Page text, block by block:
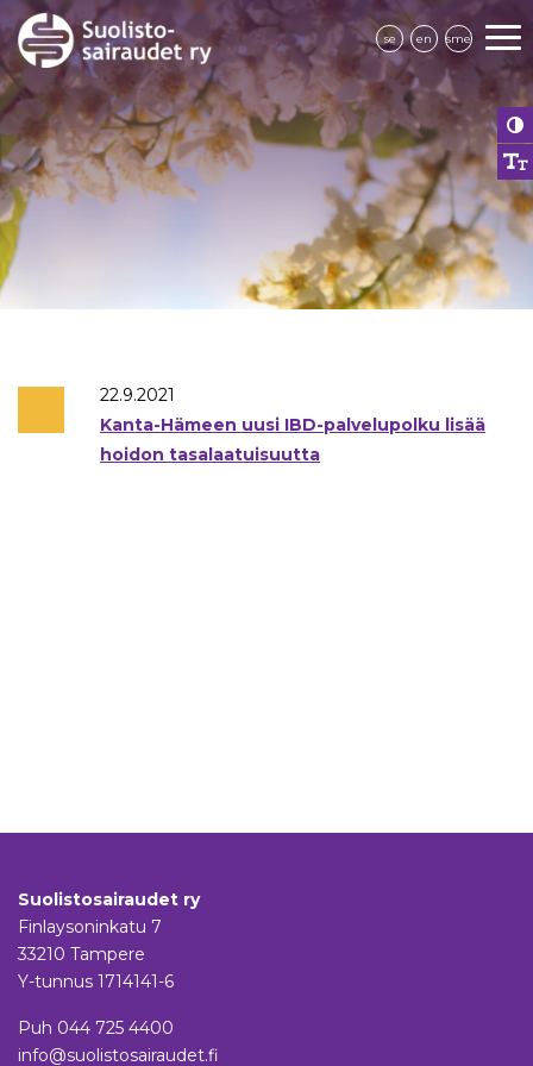
se en sme
22.9.2021
Kanta-Hämeen uusi IBD-palvelupolku lisää
hoidon tasalaatuisuutta
Suolistosairaudet ry
Finlaysoninkatu 7
33210 Tampere
Y-tunnus 1714141-6
Puh 044 725 4400
info@suolistosairaudet.fi